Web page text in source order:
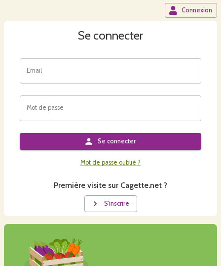
Connexion
Se connecter
Email
Mot de passe
Se connecter
Mot de passe oublié ?
Première visite sur Cagette.net ?
S'inscrire